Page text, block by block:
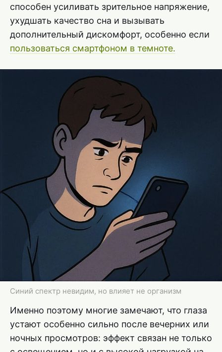
способен усиливать зрительное напряжение,
ухудшать качество сна и вызывать
дополнительный дискомфорт, особенно если
пользоваться смартфоном в темноте.
Синий спектр невидим, но влияет не организм
Именно поэтому многие замечают, что глаза
устают особенно сильно после вечерних или
ночных просмотров: эффект связан не только